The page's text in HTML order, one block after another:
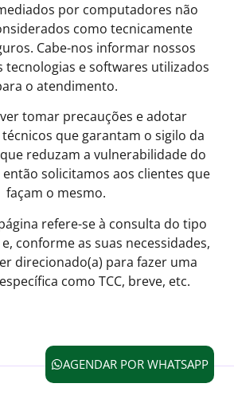
por computadores não
como tecnicamente
Cabe-nos informar nossos
tecnologias e softwares utilizados
o atendimento.
tomar precauções e adotar
que garantam o sigilo da
reduzam a vulnerabilidade do
solicitamos aos clientes que
façam o mesmo.
refere-se à consulta do tipo
conforme as suas necessidades,
direcionado(a) para fazer uma
como TCC, breve, etc.
AGENDAR POR WHATSAPP